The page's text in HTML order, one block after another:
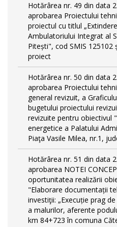
Hotărârea nr. 49 din data
aprobarea Proiectului
proiectul cu titlul
Ambulatoriului Integrat al
Pitești", cod SMIS 125102
proiect
Hotărârea nr. 50 din data
aprobarea Proiectului
general revizuit, a
bugetului proiectului
revizuite pentru obiectivul
energetice a Palatului
Piaţa Vasile Milea, nr.1,
Hotărârea nr. 51 din data
aprobarea NOTEI
oportunitatea realizării
"Elaborare documentații
investiţii: „Execuție prag
a malurilor, aferente
km 84+723 în comuna